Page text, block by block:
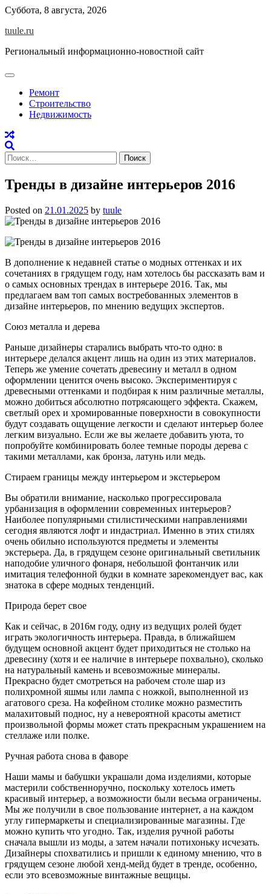
Skip
content
Суббота, 8 августа, 2026
tuule.ru
Региональный информационно-новостной сайт
Ремонт
Строительство
Недвижимость
Найти:
Тренды в дизайне интерьеров 2016
Posted on 21.01.2025 by tuule
В дополнение к недавней статье о модных оттенках и их
сочетаниях в грядущем году, нам хотелось бы рассказать вам и
о самых основных трендах в интерьере 2016. Так, мы
предлагаем вам топ самых востребованных элементов в
дизайне интерьеров, по мнению ведущих экспертов.
Союз металла и дерева
Раньше дизайнеры старались выбрать что-то одно: в
интерьере делался акцент лишь на один из этих материалов.
Теперь же умение сочетать древесину и металл в одном
оформлении ценится очень высоко. Экспериментируя с
древесными оттенками и подбирая к ним различные металлы,
можно добиться абсолютно потрясающего эффекта. Скажем,
светлый орех и хромированные поверхности в совокупности
будут создавать ощущение легкости и сделают интерьер более
легким визуально. Если же вы желаете добавить уюта, то
попробуйте комбинировать более темные породы дерева с
такими металлами, как бронза, латунь или медь.
Стираем границы между интерьером и экстерьером
Вы обратили внимание, насколько прогрессировала
урбанизация в оформлении современных интерьеров?
Наиболее популярными стилистическими направлениями
сегодня являются лофт и индастриал. Именно в этих стилях
очень обильно используются предметы и элементы
экстерьера. Да, в грядущем сезоне оригинальный светильник
наподобие уличного фонаря, небольшой фонтанчик или
имитация телефонной будки в комнате зарекомендует вас, как
знатока в сфере модных тенденций.
Природа берет свое
Как и сейчас, в 2016м году, одну из ведущих ролей будет
играть экологичность интерьера. Правда, в ближайшем
будущем основной акцент будет приходиться не столько на
древесину (хотя и ее наличие в интерьере похвально), сколько
на натуральный камень и всевозможные минералы.
Прекрасно будет смотреться на рабочем столе шар из
полихромной яшмы или лампа с ножкой, выполненной из
агатового среза. На кофейном столике можно разместить
малахитовый поднос, ну а невероятной красоты аметист
произвольной формы может стать прекрасным украшением на
стеллаже или полке.
Ручная работа снова в фаворе
Наши мамы и бабушки украшали дома изделиями, которые
мастерили собственноручно, поскольку хотелось иметь
красивый интерьер, а возможности были весьма ограничены.
Мы же получили в свое пользование интернет, а на каждом
углу гипермаркеты и специализированные магазины. Где
можно купить что угодно. Так, изделия ручной работы
сначала вышли из моды, а затем начали потихоньку исчезать.
Дизайнеры спохватились и пришли к единому мнению, что в
грядущем сезоне любой хенд-мейд будет в тренде, особенно,
если это всевозможные винтажные вещицы.